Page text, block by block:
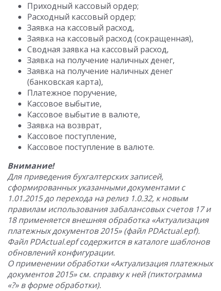
Приходный кассовый ордер;
Расходный кассовый ордер;
Заявка на кассовый расход,
Заявка на кассовый расход (сокращенная),
Сводная заявка на кассовый расход,
Заявка на получение наличных денег,
Заявка на получение наличных денег
(банковская карта),
Платежное поручение,
Кассовое выбытие,
Кассовое выбытие в валюте,
Заявка на возврат,
Кассовое поступление,
Кассовое поступление в валюте.
Внимание!
Для приведения бухгалтерских записей,
сформированных указанными документами с
1.01.2015 до перехода на релиз 1.0.32, к новым
правилам использования забалансовых счетов 17 и
18 применяется внешняя обработка «Актуализация
платежных документов 2015» (файл PDActual.epf).
Файл PDActual.epf содержится в каталоге шаблонов
обновлений конфигурации.
О применении обработки «Актуализация платежных
документов 2015» см. справку к ней (пиктограмма
«?» в форме обработки).